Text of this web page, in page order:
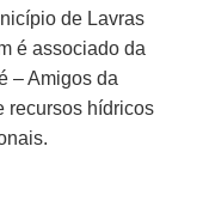
de Lavras
é associado da
– Amigos da
recursos hídricos